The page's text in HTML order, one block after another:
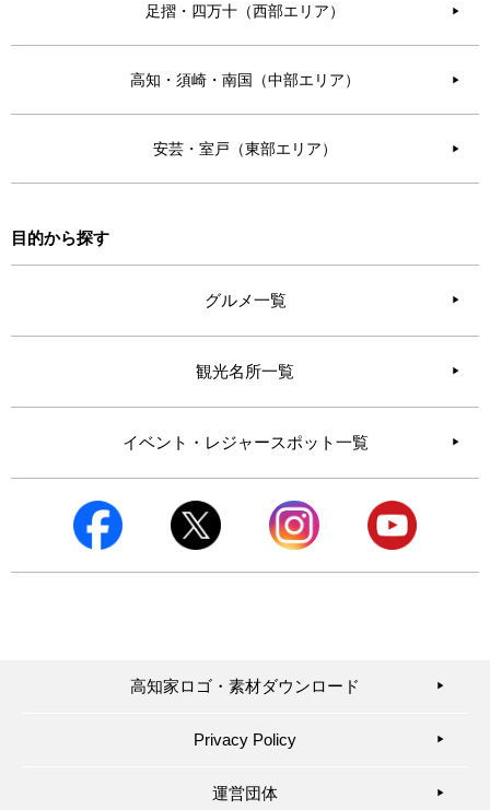
足摺・四万十（西部エリア） ▶︎
高知・須崎・南国（中部エリア） ▶︎
安芸・室戸（東部エリア） ▶︎
目的から探す
グルメ一覧
観光名所一覧
イベント・レジャースポット一覧
高知家ロゴ・素材ダウンロード ▶︎
Privacy Policy ▶︎
運営団体 ▶︎